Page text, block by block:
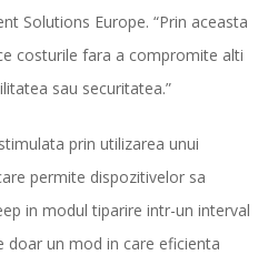
Solutions Europe. “Prin aceasta
costurile fara a compromite alti
sau securitatea.”
prin utilizarea unui
permite dispozitivelor sa
in modul tiparire intr-un interval
doar un mod in care eficienta